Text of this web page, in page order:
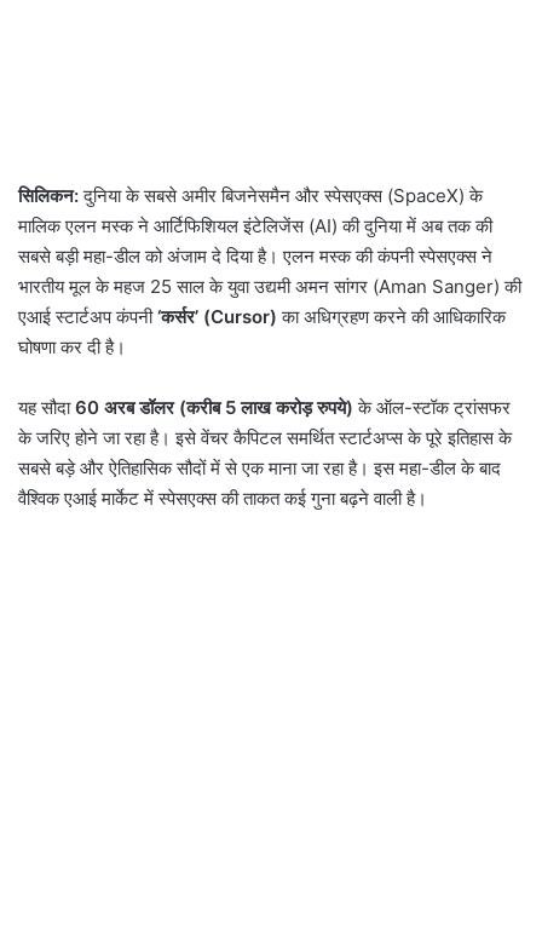
सिलिकन:दुनिया के सबसे अमीर बिजनेसमैन और स्पेसएक्स (SpaceX) के
मालिक एलन मस्क ने आर्टिफिशियल इंटेलिजेंस (AI) की दुनिया में अब तक की
सबसे बड़ी महा-डील को अंजाम दे दिया है। एलन मस्क की कंपनी स्पेसएक्स ने
भारतीय मूल के महज 25 साल के युवा उद्यमी अमन सांगर (Aman Sanger) की
एआई स्टार्टअप कंपनी‘कर्सर’ (Cursor) का अधिग्रहण करने की आधिकारिक
घोषणा कर दी है।
यह सौदा60 अरब डॉलर (करीब 5 लाख करोड़ रुपये) के ऑल-स्टॉक ट्रांसफर
के जरिए होने जा रहा है। इसे वेंचर कैपिटल समर्थित स्टार्टअप्स के पूरे इतिहास के
सबसे बड़े और ऐतिहासिक सौदों में से एक माना जा रहा है। इस महा-डील के बाद
वैश्विक एआई मार्केट में स्पेसएक्स की ताकत कई गुना बढ़ने वाली है।